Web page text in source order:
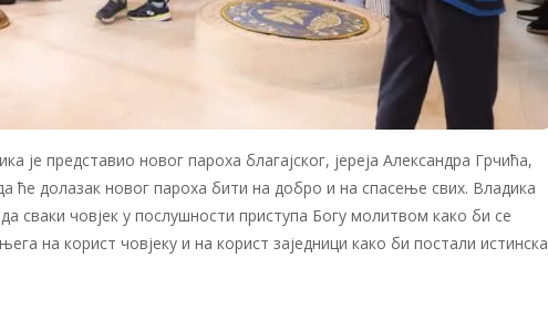
је представио новог пароха благајског, јереја Александра Грчића,
ће долазак новог пароха бити на добро и на спасење свих. Владика
сваки човјек у послушности приступа Богу молитвом како би се
на корист човјеку и на корист заједници како би постали истинска